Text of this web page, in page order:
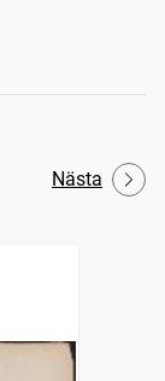
Nästa